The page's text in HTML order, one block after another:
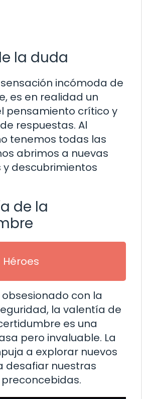
la duda
incómoda de
es en realidad un
pensamiento crítico y
respuestas. Al
tenemos todas las
abrimos a nuevas
descubrimientos
de la
Héroes
obsesionado con la
la valentía de
es una
pero invaluable. La
a explorar nuevos
desafiar nuestras